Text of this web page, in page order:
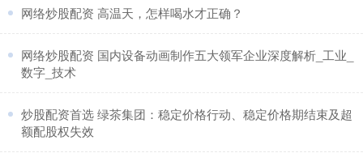
​网络炒股配资 高温天，怎样喝水才正确？
​网络炒股配资 国内设备动画制作五大领军企业深度解析_工业_
数字_技术
​炒股配资首选 绿茶集团：稳定价格行动、稳定价格期结束及超
额配股权失效